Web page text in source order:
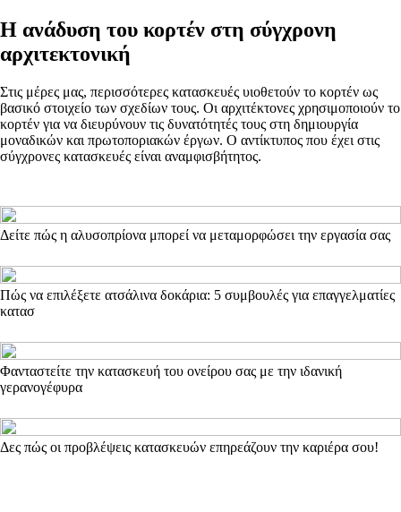
Η ανάδυση του κορτέν στη σύγχρονη
αρχιτεκτονική
Στις μέρες μας, περισσότερες κατασκευές υιοθετούν το κορτέν ως
βασικό στοιχείο των σχεδίων τους. Οι αρχιτέκτονες χρησιμοποιούν το
κορτέν για να διευρύνουν τις δυνατότητές τους στη δημιουργία
μοναδικών και πρωτοποριακών έργων. Ο αντίκτυπος που έχει στις
σύγχρονες κατασκευές είναι αναμφισβήτητος.
Δείτε πώς η αλυσοπρίονα μπορεί να μεταμορφώσει την εργασία σας
Πώς να επιλέξετε ατσάλινα δοκάρια: 5 συμβουλές για επαγγελματίες
κατασ
Φανταστείτε την κατασκευή του ονείρου σας με την ιδανική
γερανογέφυρα
Δες πώς οι προβλέψεις κατασκευών επηρεάζουν την καριέρα σου!